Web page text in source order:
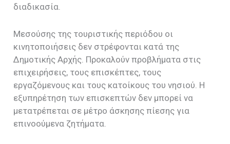
διαδικασία.
Μεσούσης της τουριστικής περιόδου οι
κινητοποιήσεις δεν στρέφονται κατά της
Δημοτικής Αρχής. Προκαλούν προβλήματα στις
επιχειρήσεις, τους επισκέπτες, τους
εργαζόμενους και τους κατοίκους του νησιού. Η
εξυπηρέτηση των επισκεπτών δεν μπορεί να
μετατρέπεται σε μέτρο άσκησης πίεσης για
επινοούμενα ζητήματα.